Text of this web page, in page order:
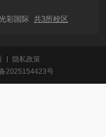
彩国际 共3所校区
隐私政策
2025154423号